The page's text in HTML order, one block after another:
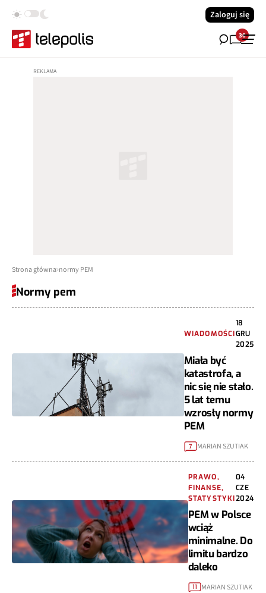
Zaloguj się
30
Strona główna normy PEM
Normy pem
WIADOMOŚCI
18
GRU
2025
Miała być
katastrofa, a
nic się nie stało.
5 lat temu
wzrosły normy
PEM
7 MARIAN SZUTIAK
PRAWO,
FINANSE,
STATYSTYKI
04
CZE
2024
PEM w Polsce
wciąż
minimalne. Do
limitu bardzo
daleko
11 MARIAN SZUTIAK